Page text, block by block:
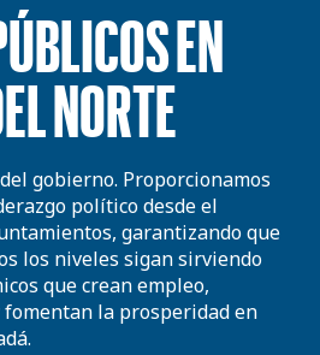
EN
NORTE
gobierno. Proporcionamos
político desde el
garantizando que
los niveles sigan sirviendo
que crean empleo,
la prosperidad en